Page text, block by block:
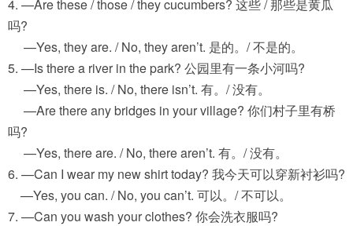
4. —Are these / those / they cucumbers? 这些 / 那些是黄瓜
吗?
—Yes, they are. / No, they aren’t. 是的。/ 不是的。
5. —Is there a river in the park? 公园里有一条小河吗?
—Yes, there is. / No, there isn’t. 有。/ 没有。
—Are there any bridges in your village? 你们村子里有桥
吗?
—Yes, there are. / No, there aren’t. 有。/ 没有。
6. —Can I wear my new shirt today? 我今天可以穿新衬衫吗?
—Yes, you can. / No, you can’t. 可以。/ 不可以。
7. —Can you wash your clothes? 你会洗衣服吗?